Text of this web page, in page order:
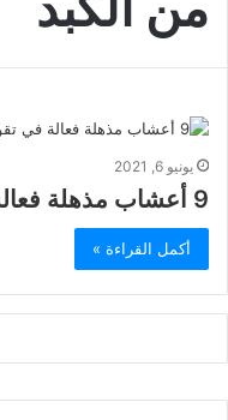
يونيو 6, 2021
9 أعشاب مذهلة فعالة في تقوية الكلى والكبد
أكمل القراءة »